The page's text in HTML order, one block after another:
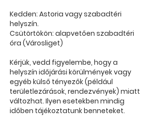
Kedden: Astoria vagy szabadtéri
helyszín.
Csütörtökön: alapvetően szabadtéri
óra (Városliget)
Kérjük, vedd figyelembe, hogy a
helyszín időjárási körülmények vagy
egyéb külső tényezők (például
területlezárások, rendezvények) miatt
változhat. Ilyen esetekben mindig
időben tájékoztatunk benneteket.